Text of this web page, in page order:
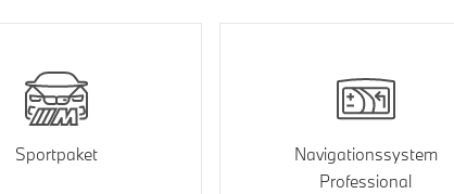
Sportpaket
Navigationssystem
Professional